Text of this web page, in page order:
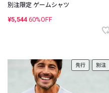
別注限定 ゲームシャツ
¥5,544 60%OFF
先行 別注